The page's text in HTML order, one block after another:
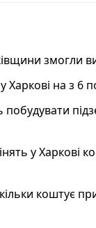
змогли
Харкові на з 6
у Харкові
коштує